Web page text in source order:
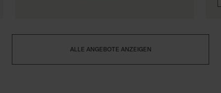
ALLE ANGEBOTE ANZEIGEN